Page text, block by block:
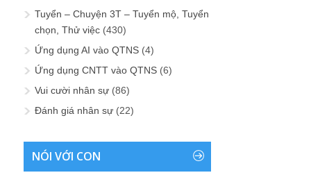
Tuyển – Chuyện 3T – Tuyển mộ, Tuyển
chọn, Thử việc (430)
Ứng dụng AI vào QTNS (4)
Ứng dụng CNTT vào QTNS (6)
Vui cười nhân sự (86)
Đánh giá nhân sự (22)
NÓI VỚI CON